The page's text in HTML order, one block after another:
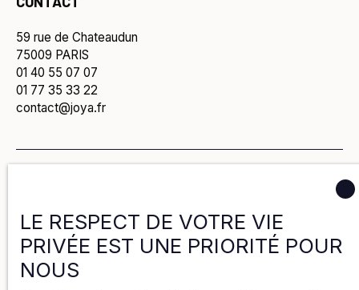
59 rue de Chateaudun
75009 PARIS
01 40 55 07 07
01 77 35 33 22
contact@joya.fr
Politique de cookies
Mentions légales
LE RESPECT DE VOTRE VIE
PRIVÉE EST UNE PRIORITÉ POUR
NOUS